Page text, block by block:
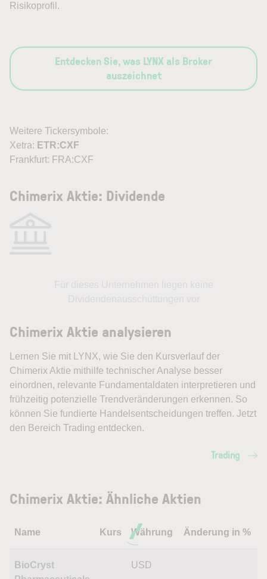
Risikoprofil.
Entdecken Sie, was LYNX als Broker
auszeichnet
Weitere Tickersymbole:
Xetra: ETR:CXF
Frankfurt: FRA:CXF
Chimerix Aktie: Dividende
Chimerix Aktie analysieren
Lernen Sie mit LYNX, wie Sie den Kursverlauf der
Chimerix Aktie mithilfe technischer Analyse besser
einordnen, relevante Fundamentaldaten interpretieren und
frühzeitig potenzielle Trendveränderungen erkennen. So
können Sie fundierte Handelsentscheidungen treffen. Jetzt
den Bereich Trading entdecken.
Trading
Chimerix Aktie: Ähnliche Aktien
Name Kurs Währung Änderung in %
BioCryst
USD